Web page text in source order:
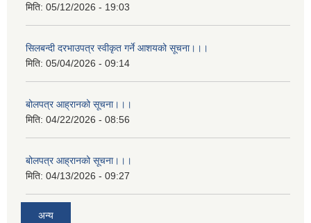
मिति: 05/12/2026 - 19:03
सिलबन्दी दरभाउपत्र स्वीकृत गर्ने आशयको सूचना।।।
मिति: 05/04/2026 - 09:14
बोलपत्र आह्रानको सूचना।।।
मिति: 04/22/2026 - 08:56
बोलपत्र आह्रानको सूचना।।।
मिति: 04/13/2026 - 09:27
अन्य